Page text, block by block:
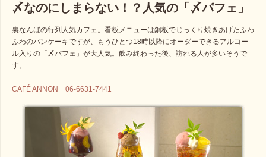
〆なのにしまらない！？人気の「〆パフェ」
裏なんばの行列人気カフェ。看板メニューは銅板でじっくり焼きあげたふわ
ふわのパンケーキですが、もうひとつ18時以降にオーダーできるアルコー
ル入りの「〆パフェ」が大人気。飲み終わった後、訪れる人が多いそうで
す。
CAFÉ ANNON 06-6631-7441